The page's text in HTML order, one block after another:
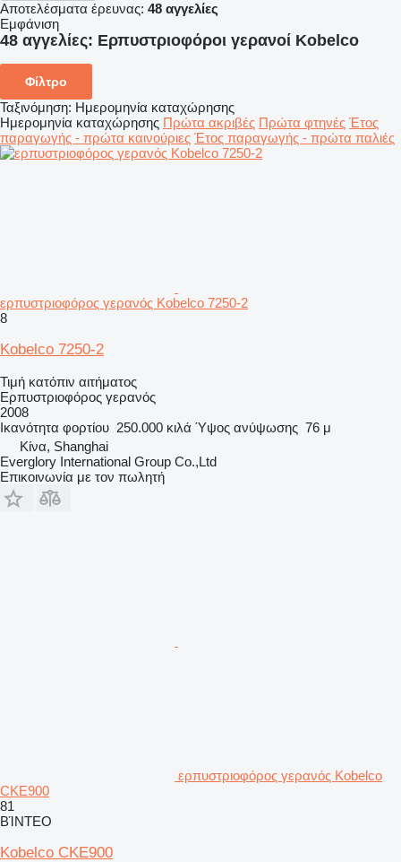
Αποτελέσματα έρευνας: 48 αγγελίες
Εμφάνιση
48 αγγελίες: Ερπυστριοφόροι γερανοί Kobelco
Φίλτρο
Ταξινόμηση: Ημερομηνία καταχώρησης
Ημερομηνία καταχώρησης Πρώτα ακριβές Πρώτα φτηνές Έτος
παραγωγής - πρώτα καινούριες Έτος παραγωγής - πρώτα παλιές
ερπυστριοφόρος γερανός Kobelco 7250-2
8
Kobelco 7250-2
Τιμή κατόπιν αιτήματος
Ερπυστριοφόρος γερανός
2008
Ικανότητα φορτίου 250.000 κιλά Ύψος ανύψωσης 76 μ
Κίνα, Shanghai
Everglory International Group Co.,Ltd
Επικοινωνία με τον πωλητή
ερπυστριοφόρος γερανός Kobelco
CKE900
81
ΒΊΝΤΕΟ
Kobelco CKE900